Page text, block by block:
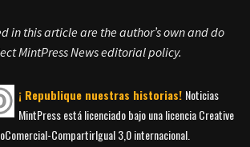
in this article are the author’s own and do
MintPress News editorial policy.
¡ Republique nuestras historias! Noticias
MintPress está licenciado bajo una licencia Creative
CompartirIgual 3,0 internacional.